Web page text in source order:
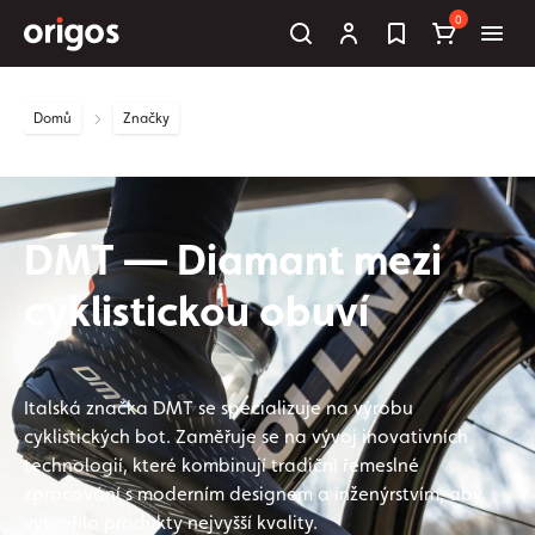
0
Domů Značky
DMT — Diamant mezi
cyklistickou obuví
Italská značka DMT se specializuje na výrobu
cyklistických bot. Zaměřuje se na vývoj inovativních
technologií, které kombinují tradiční řemeslné
zpracování s moderním designem a inženýrstvím, aby
vytvořila produkty nejvyšší kvality.